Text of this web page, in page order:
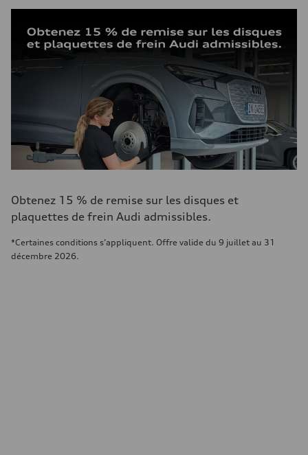
Obtenez 15 % de remise sur les disques et
plaquettes de frein Audi admissibles.
*Certaines conditions s’appliquent. Offre valide du 9 juillet au 31
décembre 2026.